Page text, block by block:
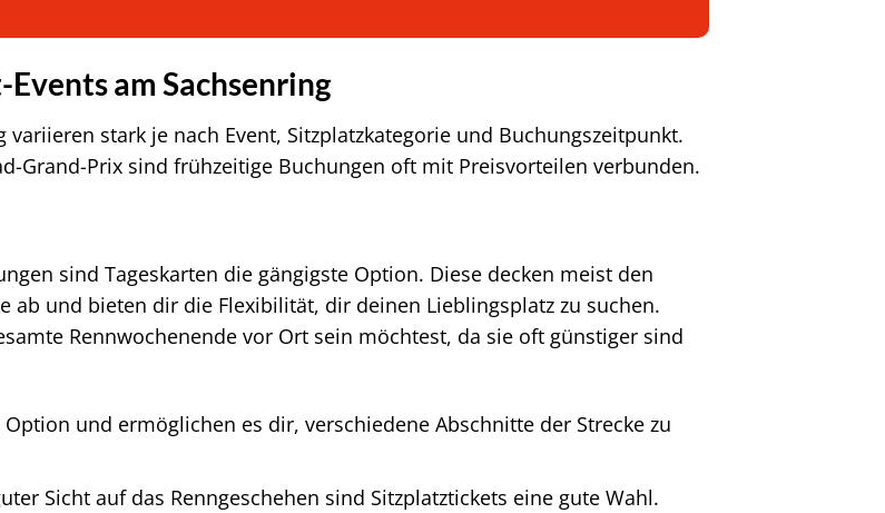
am Sachsenring
stark je nach Event, Sitzplatzkategorie und Buchungszeitpunkt.
Grand-Prix sind frühzeitige Buchungen oft mit Preisvorteilen verbunden.
sind Tageskarten die gängigste Option. Diese decken meist den
ab und bieten dir die Flexibilität, dir deinen Lieblingsplatz zu suchen.
Rennwochenende vor Ort sein möchtest, da sie oft günstiger sind
und ermöglichen es dir, verschiedene Abschnitte der Strecke zu
Sicht auf das Renngeschehen sind Sitzplatztickets eine gute Wahl.